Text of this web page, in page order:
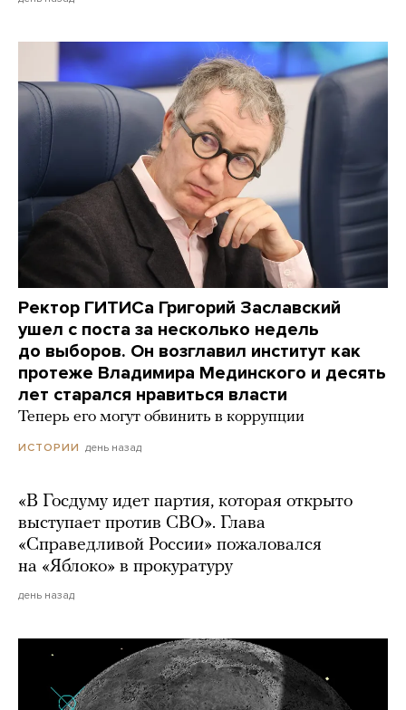
Ректор ГИТИСа Григорий Заславский
ушел с поста за несколько недель
до выборов. Он возглавил институт как
протеже Владимира Мединского и десять
лет старался нравиться власти
Теперь его могут обвинить в коррупции
ИСТОРИИ день назад
«В Госдуму идет партия, которая открыто
выступает против СВО». Глава
«Справедливой России» пожаловался
на «Яблоко» в прокуратуру
день назад